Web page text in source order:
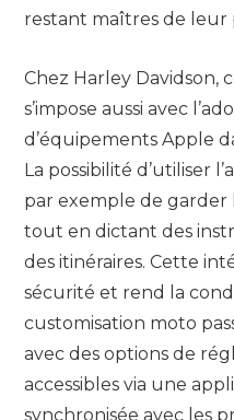
restant maîtres de leur
Chez Harley
s’impose aussi avec
d’équipements Apple
La possibilité d’utiliser
par exemple de garder
tout en dictant des
des itinéraires. Cette
sécurité et rend la
customisation moto
avec des options de
accessibles via une
synchronisée avec les